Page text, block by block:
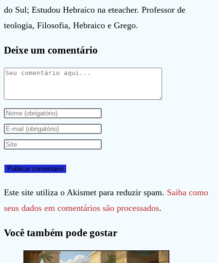
do Sul; Estudou Hebraico na eteacher. Professor de
teologia, Filosofia, Hebraico e Grego.
Deixe um comentário
Comentário
Digite
seu
nome
nome
de
usuário
comentar
Digite
seu
de
e-
mail
comentar
Digite
URL
do
seu
(opcional)
Este site utiliza o Akismet para reduzir spam. Saiba como
seus dados em comentários são processados.
Você também pode gostar